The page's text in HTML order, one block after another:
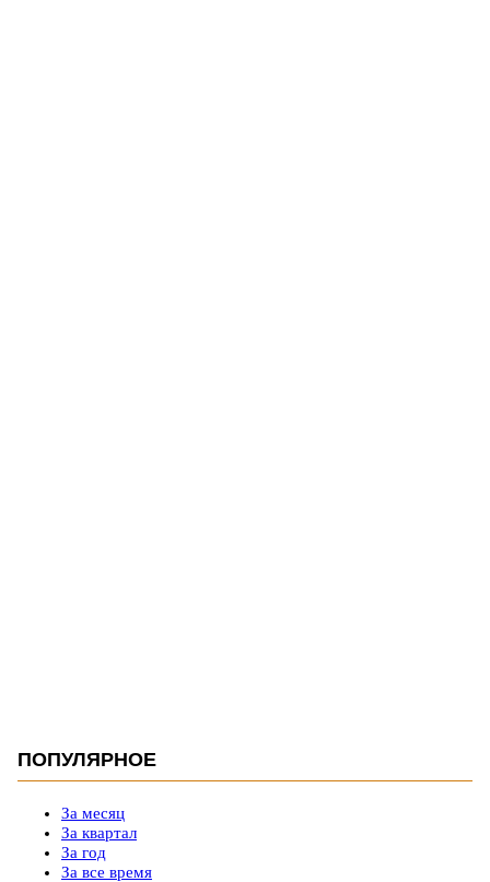
ПОПУЛЯРНОЕ
За месяц
За квартал
За год
За все время